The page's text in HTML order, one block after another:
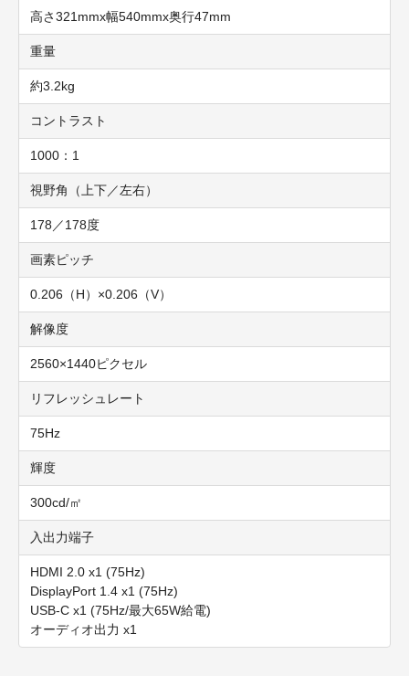
高さ321mmx幅540mmx奥行47mm
重量
約3.2kg
コントラスト
1000：1
視野角（上下／左右）
178／178度
画素ピッチ
0.206（H）×0.206（V）
解像度
2560×1440ピクセル
リフレッシュレート
75Hz
輝度
300cd/㎡
入出力端子
HDMI 2.0 x1 (75Hz)
DisplayPort 1.4 x1 (75Hz)
USB-C x1 (75Hz/最大65W給電)
オーディオ出力 x1